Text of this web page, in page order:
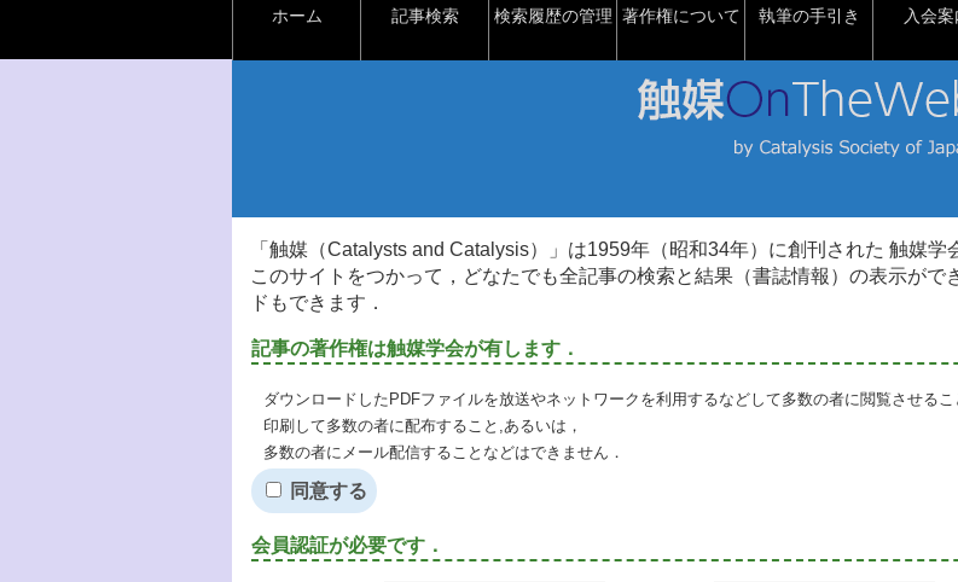
ホーム 記事検索 検索履歴の管理 著作権について 執筆の手引き 入会案
「触媒（Catalysts and Catalysis）」は1959年（昭和34年）に創刊された 触媒学
このサイトをつかって，どなたでも全記事の検索と結果（書誌情報）の表示が
ドもできます．
記事の著作権は触媒学会が有します．
ダウンロードしたPDFファイルを放送やネットワークを利用するなどして多数の者に閲覧させるこ
印刷して多数の者に配布すること,あるいは，
多数の者にメール配信することなどはできません．
同意する
会員認証が必要です．